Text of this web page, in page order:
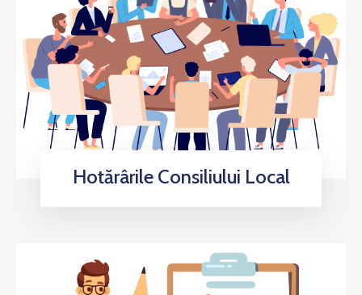
Hotărârile Consiliului Local